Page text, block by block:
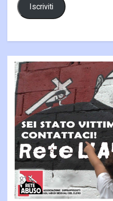
Iscriviti